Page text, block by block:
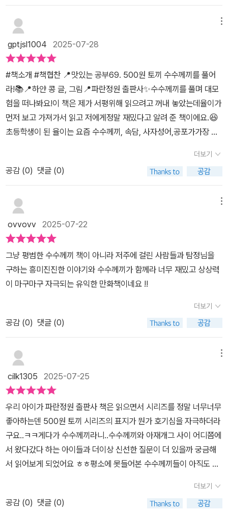
스토리가 있어 더욱 재밌고 몰입이 잘 됩니다. 지루할 틈이 없이 흥미
진진해요^-^갑자기 이상한 눈빛을 한 사람들이 500원 토끼를 쫓고
있어요.쫓기던 토끼는 저주 때문이란 걸 알게됩니다. 저주를 풀 수 있
는 건 바로 수수께끼!!(수수께끼를 풀면 퇴마 무기가 소환되서 그 상
황을 모면할 수 있어요)저주의 원인을 밝히기 위해 500원 토끼와 다
람쥐는저주를 건 흑마법사를 찾아 모험을 떠납니다!저주를 풀기 위해
풀어야 할 수수께끼들이 무려 114개를 만나게 되는데요.Q. 왕이 떠
있는 모습을 네 글자로 하면?!⁉️Q. 자동차가 울면?!!⁉️다양한 수수께
끼들을 만나봤다고 자신감 뿜뿜이였는데...생각보다 난이도가 있었던
문제들이 꽤 있었어요>.<상황은 늘 순탄하지 않다는 것!긴장감을 늦
출 수 없고 쫄깃쫄깃 수수께끼들을 풀어볼 수 있어요:)생각보다 쉽지
않은 수수께끼 문제들을 마주하면서 두뇌를 풀가동하게 되더라고요.
0원토끼수수께끼를풀어라#하얀콩 #파란정원 #수수께끼 #초등도서
#500원토끼 #넌센스퀴즈 ＜@bluegarden_books 으로부터 도서
를 제공받아 작성했습니다 감사합니다💕💕＞
gptjsl1004 2025-07-28
#책소개 #책협찬 📍맛있는 공부69. 500원 토끼 수수께끼를 풀어
라!📚📍하얀 콩 글, 그림📍파란정원 출판사✨수수께끼를 풀며 대모
험을 떠나봐요!이 책은 제가 서평위해 읽으려고 꺼내 놓았는데율이가
먼저 보고 가져가서 읽고 저에게정말 재밌다고 알려 준 책이에요.😆
초등학생이 된 율이는 요즘 수수께끼, 속담, 사자성어,공포가가장 큰
00원토끼시리즈 가 이번엔 수수께끼 편으로 나왔어요. 평소 재밌을
것 같아 눈여겨 봐온 시리즈라서평 기회로 읽어 볼 수 있어 정말 행복
했답니다.🤩✔️이 책은 만화형식으로 되어있는 학습만화에요.저는 원
래 만화로만 이루어진 책을 별로 선호하지 않아요.그런데 이 책은 수
고 참 좋더라구요.👍✔️저주에 걸린 사람들이 500원 토끼를 잡으려
고해요.흑마법 방어단 연지는 수수께끼를 풀어야 저주가풀린다는 것
을 알려줘요. 그렇게 500원 토끼와 다람쥐는저주를 풀기위해 수수께
끼를 풀어가며 모험을 합니다.✔️내용 자체도 정말 흥미롭지 않나요?
단순히 웃고 즐기는내용을 떠나서 스토리가 있어 아이가 수수께끼를
풀면서도몰입하면서 볼 수 있더라구요.😄✔️소재 자체도 초등아이들
이 좋아하는 괴물들이 나와서재미있게 볼 수 있어요. 그리고 그림체
책을 다 읽고나면 정말 많은 수수께끼를 읽을수 있어요.😊이번 방학
에 공부도 중요하지만 이렇게 머리를 식힐 수 있는 책도 필요하지 않
으세요?이 책 아이들 정말 재미있게 볼거에요.🥰🪄책을 읽고나면 아
이들은 수수께끼 박사가 되어 있을거에요.수수께끼 질문 무지 많이
하며 놀 수 도 있어 유익하답니다.더운 여름 아이들에게 휴식을 선물
해보세요.🫶강추합니다.‼️...@bluegarden_books #500원토끼수
수께끼를풀어라 #수수께끼 #수수께끼책 #맛있는공부 #학습만화 #
학습만화추천 #학습만화책 #초등학습만화 #초등학습만화추천 #초
더보기
공감 (0) 댓글 (0)
ovvovv 2025-07-22
그냥 평범한 수수께끼 책이 아니라 저주에 걸린 사람들과 탐정님을
구하는 흥미진진한 이야기와 수수께끼가 함께라 너무 재밌고 상상력
이 마구마구 자극되는 유익한 만화책이네요 !!
더보기
공감 (0) 댓글 (0)
cilk1305 2025-07-25
우리 아이가 파란정원 출판사 책은 읽으면서 시리즈를 정말 너무너무
좋아하는덴 500원 토끼 시리즈의 표지가 뭔가 호기심을 자극하더라
구요..ㅋㅋ게다가 수수께끼라니..수수께끼와 아재개그 사이 어디쯤에
서 왔다갔다 하는 아이들과 더이상 신선한 질문이 더 있을까 궁금해
서 읽어보게 되었어요 ㅎㅎ평소에 못들어본 수수께끼들이 아직도 더
께끼 잘 푼다 자신했던 저도 머리가 빙빙 하더라구요 ㅋㅋㅋㅋㅋㅋㅋ
단순 수수께끼가 아닌 괴물도 나오는 스토리가 있어 더운 여름을 아
더보기
공감 (0) 댓글 (0)